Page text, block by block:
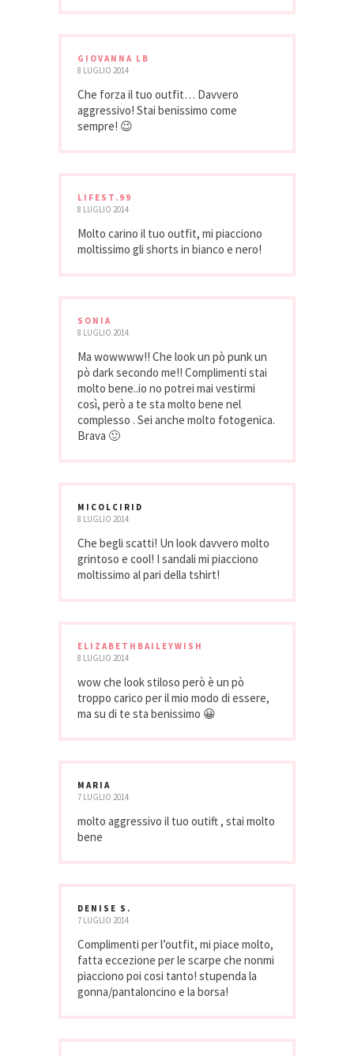
GIOVANNA LB
8 LUGLIO 2014
Che forza il tuo outfit… Davvero
aggressivo! Stai benissimo come
sempre! 😉
LIFEST.99
8 LUGLIO 2014
Molto carino il tuo outfit, mi piacciono
moltissimo gli shorts in bianco e nero!
SONIA
8 LUGLIO 2014
Ma wowwww!! Che look un pò punk un
pò dark secondo me!! Complimenti stai
molto bene..io no potrei mai vestirmi
così, però a te sta molto bene nel
complesso . Sei anche molto fotogenica.
Brava 🙂
MICOLCIRID
8 LUGLIO 2014
Che begli scatti! Un look davvero molto
grintoso e cool! I sandali mi piacciono
moltissimo al pari della tshirt!
ELIZABETHBAILEYWISH
8 LUGLIO 2014
wow che look stiloso però è un pò
troppo carico per il mio modo di essere,
ma su di te sta benissimo 😀
MARIA
7 LUGLIO 2014
molto aggressivo il tuo outift , stai molto
bene
DENISE S.
7 LUGLIO 2014
Complimenti per l’outfit, mi piace molto,
fatta eccezione per le scarpe che nonmi
piacciono poi cosi tanto! stupenda la
gonna/pantaloncino e la borsa!